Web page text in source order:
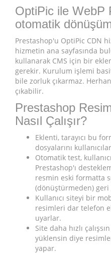
OptiPic ile WebP
otomatik
Prestashop'u OptiPic CDN
hizmetin ana sayfasında
kullanarak CMS için bir
gerekir. Kurulum işlemi
bile zorluk çıkarmaz.
çıkabilir.
Prestashop
Nasıl Çalışır?
Eklenti, tarayıcı bu
dosyalarını
Otomatik test,
Prestashop'ı
resmin eski formatta
(dönüştürmeden)
Kullanıcı siteyi bir
resimleri dar telefon
uyarlar.
Site daha hızlı
yüklensin diye
yapar.